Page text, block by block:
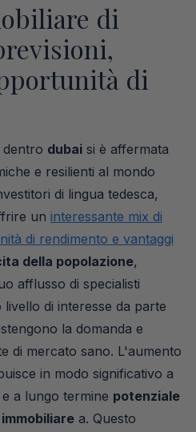
di
di
dentro dubai si è affermata
e resilienti al mondo
di lingua tedesca,
un interessante mix di
di rendimento e vantaggi
della popolazione,
afflusso di specialisti
di interesse da parte
la domanda e
di mercato sano. L'aumento
in modo significativo a
a lungo termine potenziale
a. Questo